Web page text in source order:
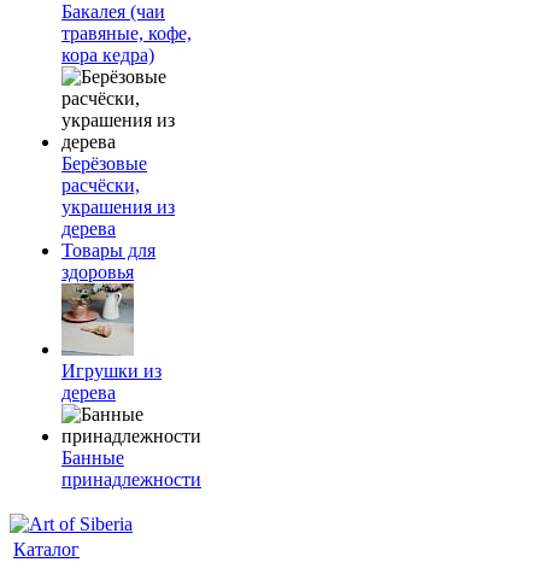
Бакалея (чаи
травяные, кофе,
кора кедра)
Берёзовые
расчёски,
украшения из
дерева
Товары для
здоровья
Игрушки из
дерева
Банные
принадлежности
Каталог